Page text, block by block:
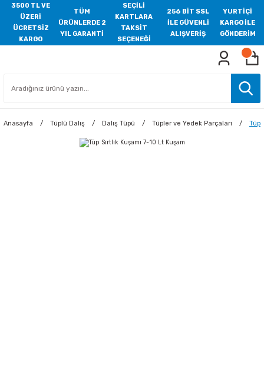
3500 TL VE
ÜZERİ
ÜCRETSİZ
KARGO
TÜM
ÜRÜNLERDE 2
YIL GARANTİ
SEÇİLİ
KARTLARA
TAKSİT
SEÇENEĞİ
256 BİT SSL
İLE GÜVENLİ
ALIŞVERİŞ
YURTİÇİ
KARGO İLE
GÖNDERİM
Anasayfa Tüplü Dalış Dalış Tüpü Tüpler ve Yedek Parçaları Tüp